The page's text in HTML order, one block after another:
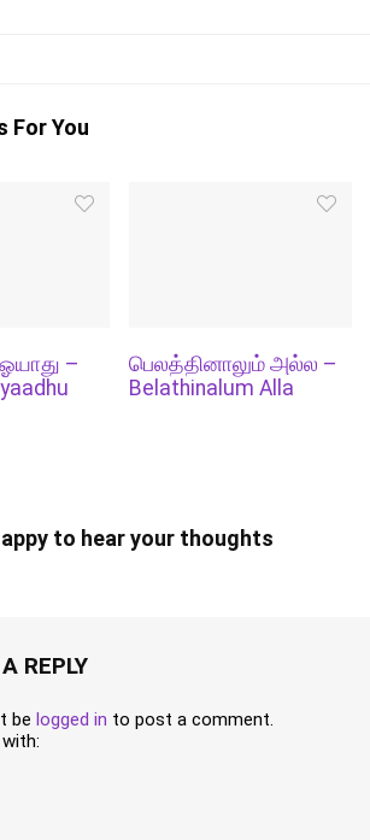
For You
–
பெலத்தினாலும் அல்ல –
Belathinalum Alla
to hear your thoughts
REPLY
be logged in to post a comment.